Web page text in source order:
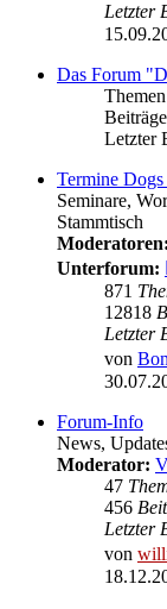
Letzter
Das Forum
Themen
Beiträge
Letzter
Termine
Seminare,
Stammtisch
Moderatoren:
Unterforum:
871
12818
Letzter
von
Forum-Info
News,
Moderator:
47
456
Letzter
von